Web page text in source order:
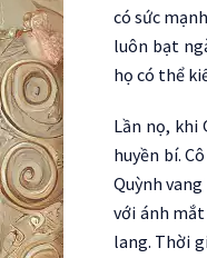
có sức
luôn bạt
họ có thể
Lần nọ, khi
huyền bí.
Quỳnh
với ánh
lang. Thời